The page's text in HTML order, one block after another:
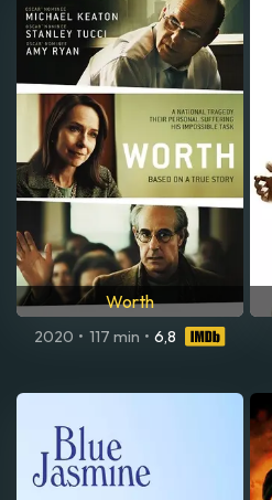
Worth
2020 • 117 min • 6,8